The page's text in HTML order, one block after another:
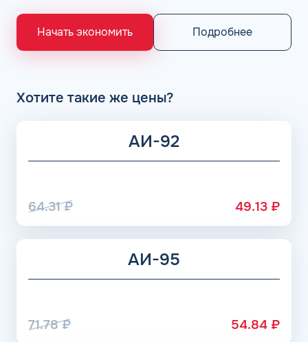
НПЗ группы Роснефть. АЗС Flash и АГЗС компании
получает положительные отзывы от клиентов.
Начать экономить Подробнее
Хотите такие же цены?
АИ-92
64.31₽ 49.13 ₽
АИ-95
71.78₽ 54.84 ₽